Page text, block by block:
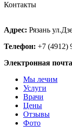
Контакты
Адрес: Рязань
Телефон: +7 (4912)
Электронная
Мы лечим
Услуги
Врачи
Цены
Отзывы
Фото